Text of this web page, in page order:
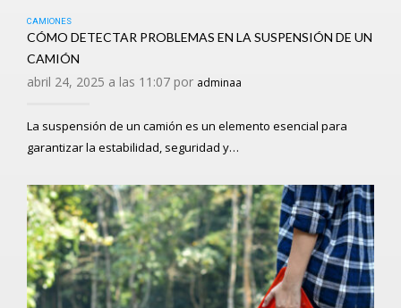
CAMIONES
CÓMO DETECTAR PROBLEMAS EN LA SUSPENSIÓN DE UN
CAMIÓN
abril 24, 2025 a las 11:07 por adminaa
La suspensión de un camión es un elemento esencial para
garantizar la estabilidad, seguridad y…